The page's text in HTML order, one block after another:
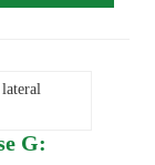
G: